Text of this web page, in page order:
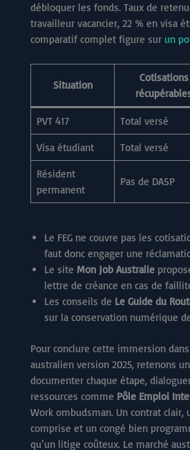
débloquer les fonds. Taux de
travailleur vacancier, 22 % en visa
comparatif complet figure sur un
Situation
Cotisations
PVT 417 Total versé
Visa étudiant
Total versé
Résident
permanent
Pas de DASP
Le FEG ne couvre pas les
faut donc engager une
Le site Mon Job Australie
lettre de créance en cas de
Les conseils de Le Guide du
sur la conservation numérique
Pour conclure cette immersion
australien version 2025, retenons
documenter chaque étape,
ressources comme Pôle Emploi
Work ombudsman. Un contrat clair,
comprise et un congé bien
qu’un litige coûteux. Le marché